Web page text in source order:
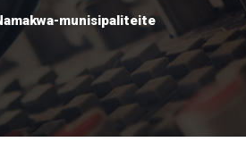
munisipaliteite